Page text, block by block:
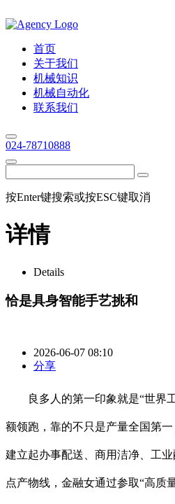
首页
关于我们
机械知识
机械自动化
联系我们
024-78710888
按Enter键搜索或按ESC键取消
详情
Details
恰是具身智能手艺挑和
2026-06-07 08:10
分享
良多人的第一印象就是“世界
额领跑，靠的不只是产量全国第
建立起办事配送、商用洁净、工
点产物线，金融女通过参取“高质